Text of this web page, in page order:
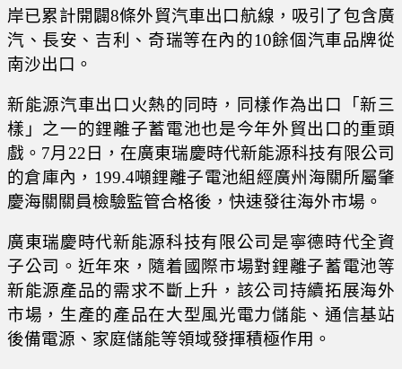
岸已累計開闢8條外貿汽車出口航線，吸引了包含廣
汽、長安、吉利、奇瑞等在內的10餘個汽車品牌從
南沙出口。
新能源汽車出口火熱的同時，同樣作為出口「新三
樣」之一的鋰離子蓄電池也是今年外貿出口的重頭
戲。7月22日，在廣東瑞慶時代新能源科技有限公司
的倉庫內，199.4噸鋰離子電池組經廣州海關所屬肇
慶海關關員檢驗監管合格後，快速發往海外市場。
廣東瑞慶時代新能源科技有限公司是寧德時代全資
子公司。近年來，隨着國際市場對鋰離子蓄電池等
新能源產品的需求不斷上升，該公司持續拓展海外
市場，生產的產品在大型風光電力儲能、通信基站
後備電源、家庭儲能等領域發揮積極作用。